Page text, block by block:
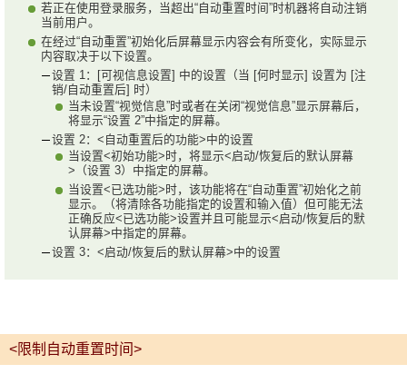
若正在使用登录服务，当超出“自动重置时间”时机器将自动注销
当前用户。
在经过“自动重置”初始化后屏幕显示内容会有所变化，实际显示
内容取决于以下设置。
设置 1：[可视信息设置] 中的设置（当 [何时显示] 设置为 [注
销/自动重置后] 时）
当未设置“视觉信息”时或者在关闭“视觉信息”显示屏幕后，
将显示“设置 2”中指定的屏幕。
设置 2：<自动重置后的功能>中的设置
当设置<初始功能>时，将显示<启动/恢复后的默认屏幕
>（设置 3）中指定的屏幕。
当设置<已选功能>时，该功能将在“自动重置”初始化之前
显示。（将清除各功能指定的设置和输入值）但可能无法
正确反应<已选功能>设置并且可能显示<启动/恢复后的默
认屏幕>中指定的屏幕。
设置 3：<启动/恢复后的默认屏幕>中的设置
<限制自动重置时间>